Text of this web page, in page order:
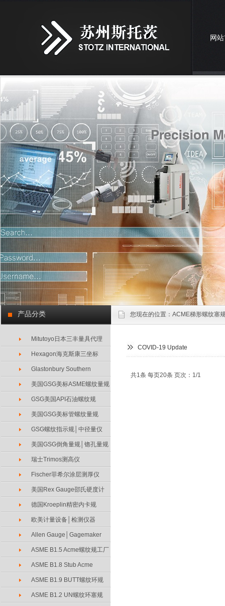
网
您现在的位置： ACME梯形螺纹塞
产品分类
Mitutoyo日本三丰量具代理
Hexagon海克斯康三坐标
Glastonbury Southern
美国GSG美标ASME螺纹量规
GSG美国API石油螺纹规
美国GSG美标管螺纹量规
GSG螺纹指示规│中径量仪
美国GSG倒角量规│锪孔量规
瑞士Trimos测高仪
Fischer菲希尔涂层测厚仪
美国Rex Gauge邵氏硬度计
德国Kroeplin精密内卡规
欧美计量设备│检测仪器
Allen Gauge│Gagemaker
ASME B1.5 Acme螺纹规工厂
ASME B1.8 Stub Acme
ASME B1.9 BUTT螺纹环规
ASME B1.2 UN螺纹环塞规
COVID-19 Update
共1条 每页20条 页次：1/1